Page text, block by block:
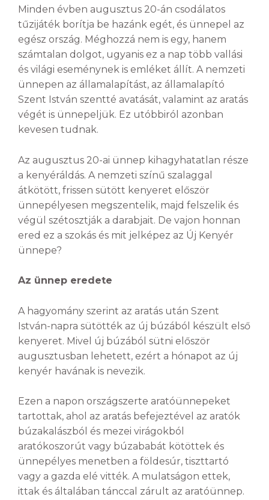
Minden évben augusztus 20-án csodálatos
tűzijáték borítja be hazánk egét, és ünnepel az
egész ország. Méghozzá nem is egy, hanem
számtalan dolgot, ugyanis ez a nap több vallási
és világi eseménynek is emléket állít. A nemzeti
ünnepen az államalapítást, az államalapító
Szent István szentté avatását, valamint az aratás
végét is ünnepeljük. Ez utóbbiról azonban
kevesen tudnak.
Az augusztus 20-ai ünnep kihagyhatatlan része
a kenyéráldás. A nemzeti színű szalaggal
átkötött, frissen sütött kenyeret először
ünnepélyesen megszentelik, majd felszelik és
végül szétosztják a darabjait. De vajon honnan
ered ez a szokás és mit jelképez az Új Kenyér
ünnepe?
Az ünnep eredete
A hagyomány szerint az aratás után Szent
István-napra sütötték az új búzából készült első
kenyeret. Mivel új búzából sütni először
augusztusban lehetett, ezért a hónapot az új
kenyér havának is nevezik.
Ezen a napon országszerte aratóünnepeket
tartottak, ahol az aratás befejeztével az aratók
búzakalászból és mezei virágokból
aratókoszorút vagy búzababát kötöttek és
ünnepélyes menetben a földesúr, tiszttartó
vagy a gazda elé vitték. A mulatságon ettek,
ittak és általában tánccal zárult az aratóünnep.